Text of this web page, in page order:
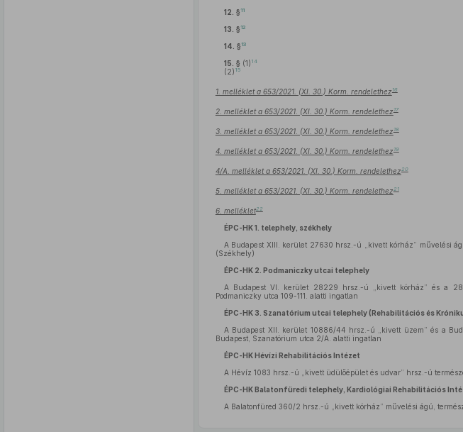
12. § 11
13. § 12
14. § 13
15. § (1) 14
(2) 15
1. melléklet a 653/2021. (XI. 30.) Korm. rendelethez 16
2. melléklet a 653/2021. (XI. 30.) Korm. rendelethez 17
3. melléklet a 653/2021. (XI. 30.) Korm. rendelethez 18
4. melléklet a 653/2021. (XI. 30.) Korm. rendelethez 19
4/A. melléklet a 653/2021. (XI. 30.) Korm. rendelethez 20
5. melléklet a 653/2021. (XI. 30.) Korm. rendelethez 21
6. melléklet22
ÉPC-HK 1. telephely, székhely
A Budapest XIII. kerület 27630 hrsz.-ú „kivett kórház” művelési
(Székhely)
ÉPC-HK 2. Podmaniczky utcai telephely
A Budapest VI. kerület 28229 hrsz.-ú „kivett kórház” és a
Podmaniczky utca 109-111. alatti ingatlan
ÉPC-HK 3. Szanatórium utcai telephely (Rehabilitációs és
A Budapest XII. kerület 10886/44 hrsz.-ú „kivett üzem” és a
Budapest, Szanatórium utca 2/A. alatti ingatlan
ÉPC-HK Hévízi Rehabilitációs Intézet
A Hévíz 1083 hrsz.-ú „kivett üdülőépület és udvar” hrsz.-ú
ÉPC-HK Balatonfüredi telephely, Kardiológiai Rehabilitációs
A Balatonfüred 360/2 hrsz.-ú „kivett kórház” művelési ágú,